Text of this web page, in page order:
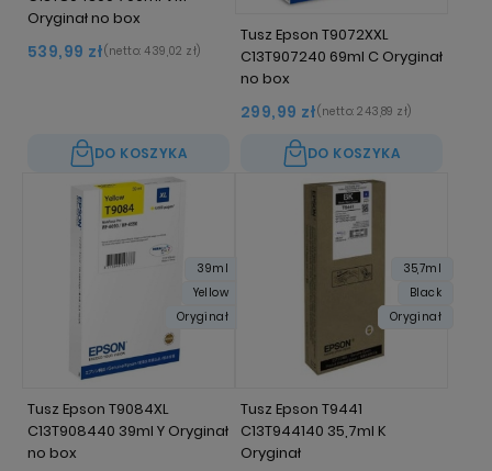
Oryginał no box
539,99 zł(netto: 439,02 zł)
DO KOSZYKA
Tusz Epson T9072XXL
C13T907240 69ml C Oryginał
no box
299,99 zł(netto: 243,89 zł)
DO KOSZYKA
Tusz Epson T9084XL
C13T908440 39ml Y Oryginał
no box
39ml
Yellow
Oryginał
Tusz Epson T9441
C13T944140 35,7ml K
Oryginał
35,7ml
Black
Oryginał